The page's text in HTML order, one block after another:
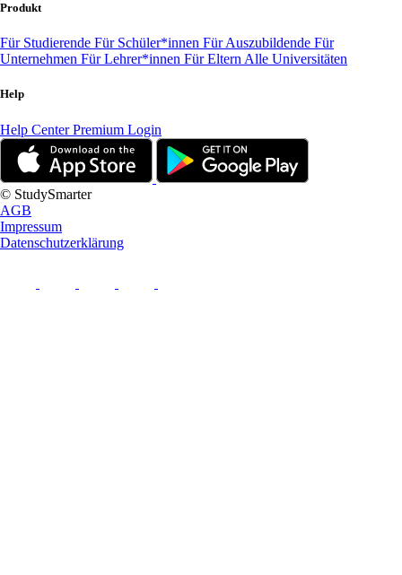
Produkt
Für Studierende Für Schüler*innen Für Auszubildende Für
Unternehmen Für Lehrer*innen Für Eltern Alle Universitäten
Help
Help CenterPremium Login
© StudySmarter
AGB
Impressum
Datenschutzerklärung